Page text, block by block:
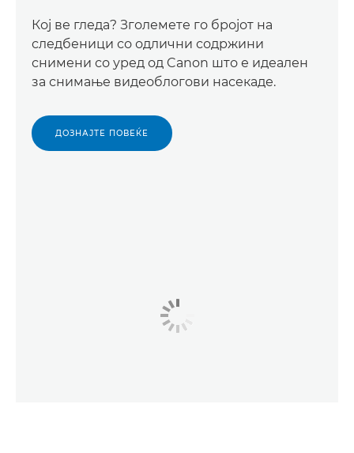
Кој ве гледа? Зголемете го бројот на
следбеници со одлични содржини
снимени со уред од Canon што е идеален
за снимање видеоблогови насекаде.
ДОЗНАЈТЕ ПОВЕЌЕ